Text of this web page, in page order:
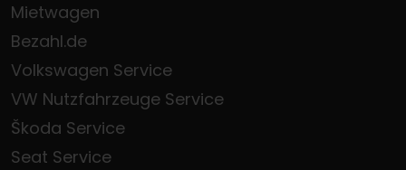
Mietwagen
Bezahl.de
Volkswagen Service
VW Nutzfahrzeuge Service
Škoda Service
Seat Service